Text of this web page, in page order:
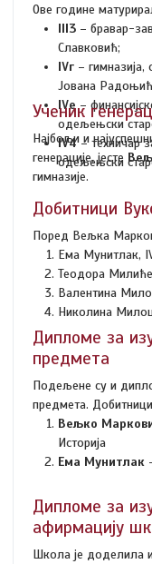
Ове године
III3 – бравар-
Славковић;
IVг –
Јована
IVе–
одељењски
IV4– техничар
одељењски
Ученик
Најбољи и
генерације, јесте
гимназије.
Добитници
Поред Вељка
Ема Мунитлак,
Теодора
Валентина
Николина
Дипломе за
предмета
Подељене су и
предмета.
Вељко
Историја
Ема Мунитлак
Дипломе за
афирмацију
Школа је доделила